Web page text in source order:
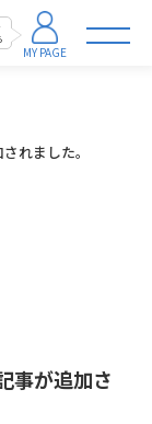
MY PAGE
れました。
事が追加さ